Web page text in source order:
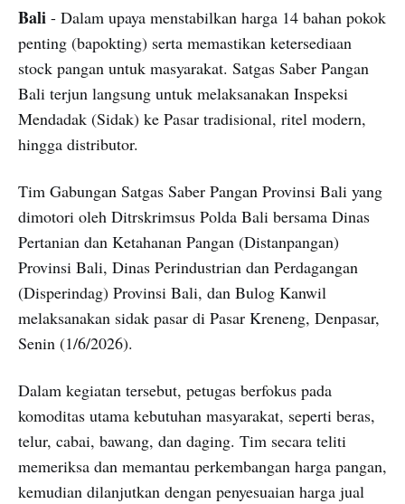
Bali - Dalam upaya menstabilkan harga 14 bahan pokok
penting (bapokting) serta memastikan ketersediaan
stock pangan untuk masyarakat. Satgas Saber Pangan
Bali terjun langsung untuk melaksanakan Inspeksi
Mendadak (Sidak) ke Pasar tradisional, ritel modern,
hingga distributor.
Tim Gabungan Satgas Saber Pangan Provinsi Bali yang
dimotori oleh Ditrskrimsus Polda Bali bersama Dinas
Pertanian dan Ketahanan Pangan (Distanpangan)
Provinsi Bali, Dinas Perindustrian dan Perdagangan
(Disperindag) Provinsi Bali, dan Bulog Kanwil
melaksanakan sidak pasar di Pasar Kreneng, Denpasar,
Senin (1/6/2026).
Dalam kegiatan tersebut, petugas berfokus pada
komoditas utama kebutuhan masyarakat, seperti beras,
telur, cabai, bawang, dan daging. Tim secara teliti
memeriksa dan memantau perkembangan harga pangan,
kemudian dilanjutkan dengan penyesuaian harga jual